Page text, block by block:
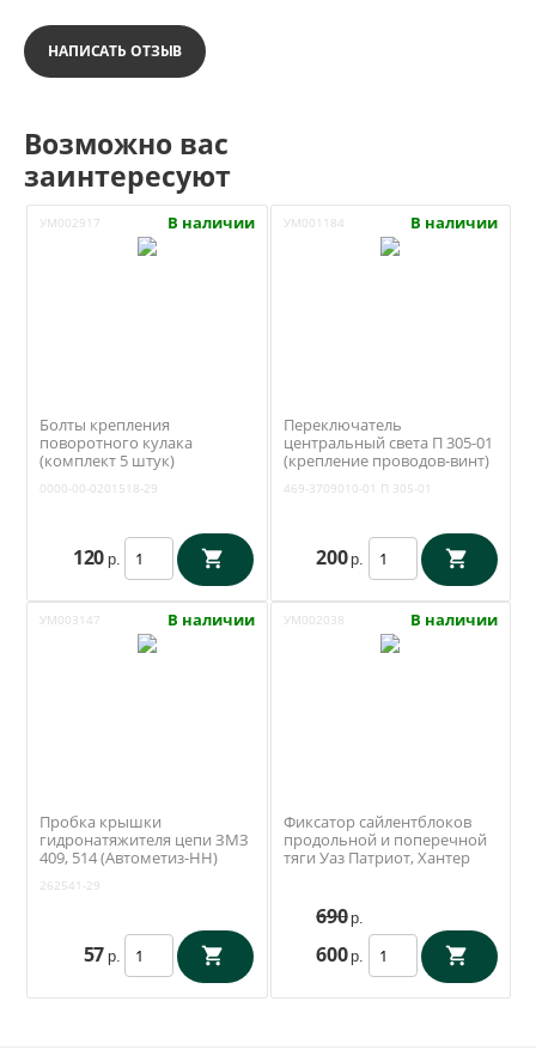
НАПИСАТЬ ОТЗЫВ
Возможно вас
заинтересуют
УМ002917 В наличии
Болты крепления
поворотного кулака
(комплект 5 штук)
0201518-29
0000-00-0201518-29
120 р.
УМ001184 В наличии
Переключатель
центральный света П 305-01
(крепление проводов-винт)
3709010-01
469-3709010-01 П 305-01
200 р.
УМ003147 В наличии
Пробка крышки
гидронатяжителя цепи ЗМЗ
409, 514 (Автометиз-НН)
262541-29
57 р.
УМ002038 В наличии
Фиксатор сайлентблоков
продольной и поперечной
тяги Уаз Патриот, Хантер
690 р.
600 р.